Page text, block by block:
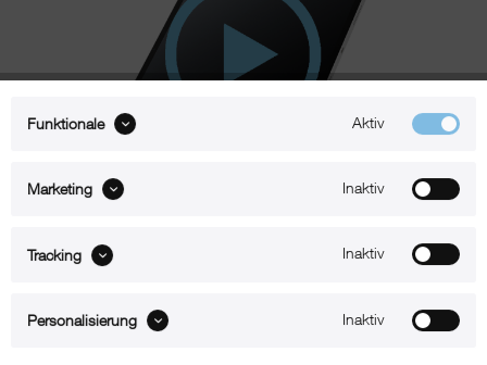
Beschreibung
Funktionale Aktiv
Marketing Inaktiv
Tracking Inaktiv
Personalisierung Inaktiv